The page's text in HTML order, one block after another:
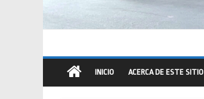
INICIO ACERCA DE ESTE SITIO